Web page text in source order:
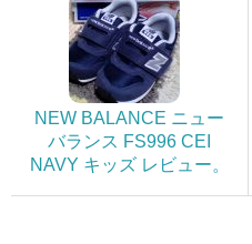
NEW BALANCE ニュー
バランス FS996 CEI
NAVY キッズ レビュー。